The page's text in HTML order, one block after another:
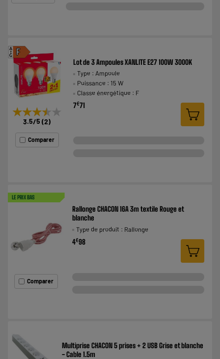
F
A
G
★★★★★
★★★★★
3.5/5 (2)
Comparer
Lot de 3 Ampoules XANLITE E27 100W 3000K
Type : Ampoule
Puissance : 15 W
Classe énergétique : F
7€71
LE PRIX BAS
Comparer
Rallonge CHACON 16A 3m textile Rouge et
blanche
Type de produit : Rallonge
4€98
Multiprise CHACON 5 prises + 2 USB Grise et blanche
- Cable 1.5m